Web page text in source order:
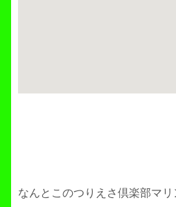
なんとこのつりえさ倶楽部マリ